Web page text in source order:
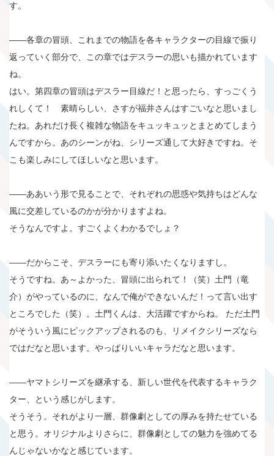
す。
――各章の冒頭、これまでの物語を各キャラクターの目線で振り
返っていく部分で、この章ではデスラーの思いも描かれています
ね。
はい。第四章の冒頭はデスラー目線だ！と思ったら、すっごくう
れしくて！ 素晴らしい、さすが福井さんはすごいなと思いまし
たね。あれだけ長く複雑な物語をキュッキュッとまとめてしまう
んですから。あのシーンがね、シリーズ通して大好きですね。そ
こも楽しみにしてほしいなと思います。
――ああいう形で見ることで、それぞれの思惑や気持ちはどんな
風に交差しているのかが分かりますよね。
そうなんですよ。すごくよくわかるでしょ？
――だからこそ、デスラーにも寄り添いたくなりますし。
そうですね。あ～よかった、冒頭に出られて！（笑）土門（竜
介）がやっているのに、なんで俺ができないんだ！って言い出す
ところでした（笑）。土門くんは、大活躍ですからね。 ただ土門
がそういう風にピックアップされるのも、リメイクシリーズなら
ではだなと思います。やっぱりいいキャラだなと思います。
――ヤマトシリーズを継承する、新しい世代を代表するキャラク
ター、という感じがします。
そうそう。それがより一層、群像劇としての厚みを持たせている
と思う。オリジナルよりさらに、群像劇としての魅力を強めてる
んじゃないかなと感じています。